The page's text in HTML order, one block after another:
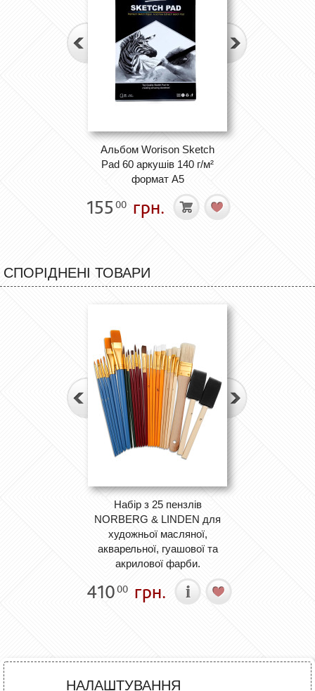
Альбом Worison Sketch
Pad 60 аркушів 140 г/м²
формат А5
155 00 грн.
СПОРІДНЕНІ ТОВАРИ
Набір з 25 пензлів
NORBERG & LINDEN для
художньої масляної,
акварельної, гуашової та
акрилової фарби.
41000 грн.
НАЛАШТУВАННЯ